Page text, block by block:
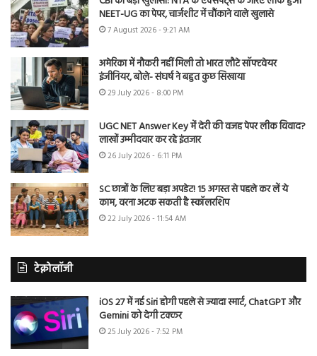
NEET-UG का पेपर, चार्जशीट में चौंकाने वाले खुलासे
7 August 2026 - 9:21 AM
अमेरिका में नौकरी नहीं मिली तो भारत लौटे सॉफ्टवेयर
इंजीनियर, बोले- संघर्ष ने बहुत कुछ सिखाया
29 July 2026 - 8:00 PM
UGC NET Answer Key में देरी की वजह पेपर लीक विवाद?
लाखों उम्मीदवार कर रहे इंतजार
26 July 2026 - 6:11 PM
SC छात्रों के लिए बड़ा अपडेट! 15 अगस्त से पहले कर लें ये
काम, वरना अटक सकती है स्कॉलरशिप
22 July 2026 - 11:54 AM
टेक्नोलॉजी
iOS 27 में नई Siri होगी पहले से ज्यादा स्मार्ट, ChatGPT और
Gemini को देगी टक्कर
25 July 2026 - 7:52 PM